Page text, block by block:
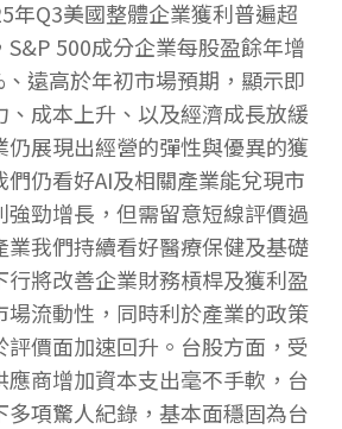
年Q3美國整體企業獲利普遍超
500成分企業每股盈餘年增
遠高於年初市場預期，顯示即
成本上升、以及經濟成長放緩
仍展現出經營的彈性與優異的獲
仍看好AI及相關產業能兌現市
勁增長，但需留意短線評價過
業我們持續看好醫療保健及基礎
行將改善企業財務槓桿及獲利盈
場流動性，同時利於產業的政策
價面加速回升。台股方面，受
應商增加資本支出毫不手軟，台
多項驚人紀錄，基本面穩固為台